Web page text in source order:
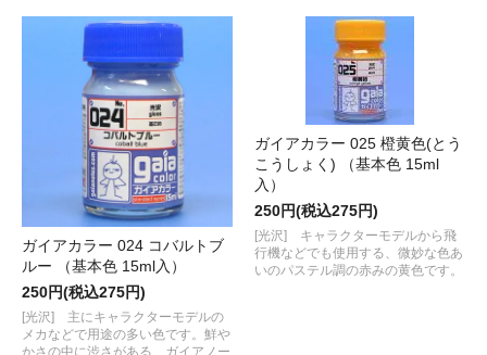
ガイアカラー 024 コバルトブ
ルー （基本色 15ml入）
250円(税込275円)
[光沢] 主にキャラクターモデルの
メカなどで用途の多い色です。鮮や
ガイアカラー 025 橙黄色(とう
こうしょく) （基本色 15ml
入）
250円(税込275円)
[光沢] キャラクターモデルから飛
行機などでも使用する、微妙な色あ
いのパステル調の赤みの黄色です。